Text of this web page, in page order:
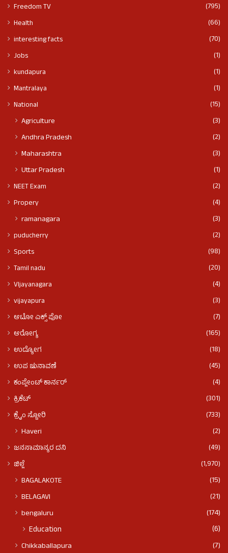
Freedom TV
(795)
Health
(66)
interesting facts
(70)
Jobs
(1)
kundapura
(1)
Mantralaya
(1)
National
(15)
Agriculture
(3)
Andhra Pradesh
(2)
Maharashtra
(3)
Uttar Pradesh
(1)
NEET Exam
(2)
Propery
(4)
ramanagara (3)
puducherry
(2)
Sports
(98)
Tamil nadu
(20)
VIjayanagara
(4)
vijayapura
(3)
ಆಟೋ ಎಕ್ಸ್ ಪೋ
(7)
ಆರೋಗ್ಯ
(165)
ಉದ್ಯೋಗ
(18)
ಉಪ ಚುನಾವಣೆ
(45)
ಕಂಪ್ಲೇಂಟ್ ಕಾರ್ನರ್
(4)
ಕ್ರಿಕೆಟ್
(301)
ಕ್ರೈಂ ಸ್ಟೋರಿ
(733)
Haveri (2)
ಜನಸಾಮಾನ್ಯರ ದನಿ
(49)
ಜಿಲ್ಲೆ
(1,970)
BAGALAKOTE
(15)
BELAGAVI
(21)
bengaluru
(174)
Education (6)
Chikkaballapura
(7)